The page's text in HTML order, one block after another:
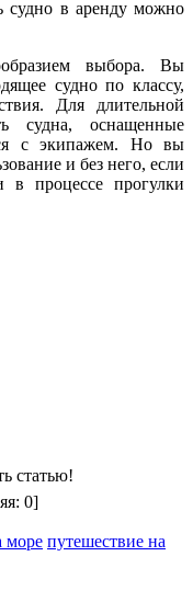
судно в аренду можно
выбора. Вы
судно по классу,
Для длительной
судна, оснащенные
с экипажем. Но вы
и без него, если
процессе прогулки
статью!
0]
море путешествие на